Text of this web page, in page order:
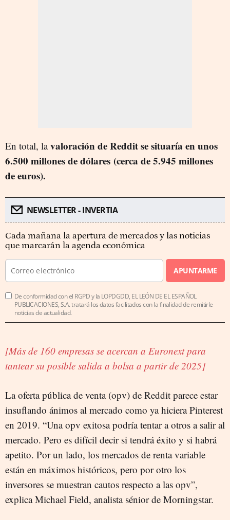
En total, lavaloración de Reddit se situaría en unos
6.500 millones de dólares (cerca de 5.945 millones
de euros).
NEWSLETTER - INVERTIA
Cada mañana la apertura de mercados y las noticias
que marcarán la agenda económica
APUNTARME
De conformidad con el RGPD y la LOPDGDD, EL LEÓN DE EL ESPAÑOL
PUBLICACIONES, S.A. tratará los datos facilitados con la finalidad de remitirle
noticias de actualidad.
[Más de 160 empresas se acercan a Euronext para
tantear su posible salida a bolsa a partir de 2025]
La oferta pública de venta (opv) de Reddit parece estar
insuflando ánimos al mercado como ya hiciera Pinterest
en 2019. “Una opv exitosa podría tentar a otros a salir al
mercado. Pero es difícil decir si tendrá éxito y si habrá
apetito. Por un lado, los mercados de renta variable
están en máximos históricos, pero por otro los
inversores se muestran cautos respecto a las opv”,
explica Michael Field, analista sénior de Morningstar.